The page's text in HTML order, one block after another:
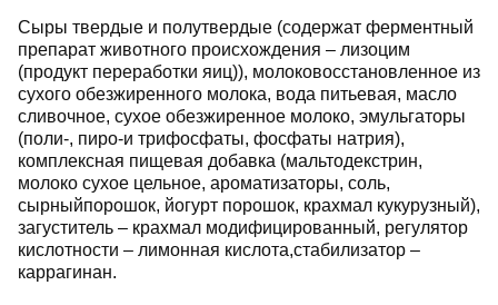
Сыры твердые и полутвердые (содержат ферментный
препарат животного происхождения – лизоцим
(продукт переработки яиц)), молоковосстановленное из
сухого обезжиренного молока, вода питьевая, масло
сливочное, сухое обезжиренное молоко, эмульгаторы
(поли-, пиро-и трифосфаты, фосфаты натрия),
комплексная пищевая добавка (мальтодекстрин,
молоко сухое цельное, ароматизаторы, соль,
сырныйпорошок, йогурт порошок, крахмал кукурузный),
загуститель – крахмал модифицированный, регулятор
кислотности – лимонная кислота,стабилизатор –
каррагинан.